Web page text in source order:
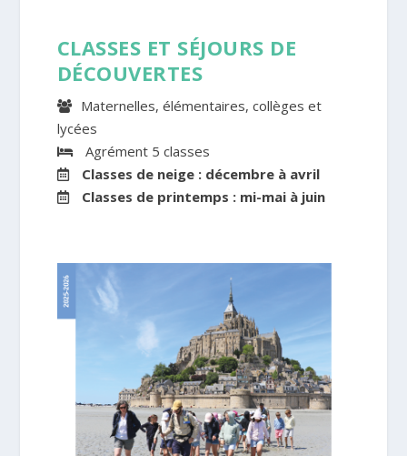
CLASSES ET SÉJOURS DE
DÉCOUVERTES
Maternelles, élémentaires, collèges et
lycées
Agrément 5 classes
Classes de neige : décembre à avril
Classes de printemps : mi-mai à juin